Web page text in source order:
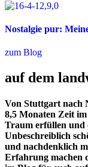
Nostalgie pur:
zum Blog
auf dem
Von Stuttgart nach
8,5 Monaten Zeit
Traum erfüllen und
Unbeschreiblich
und nachdenklich
Erfahrung machen